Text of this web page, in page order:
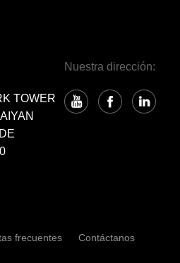
TOWER
Nuestra dirección:
frecuentes Contáctanos